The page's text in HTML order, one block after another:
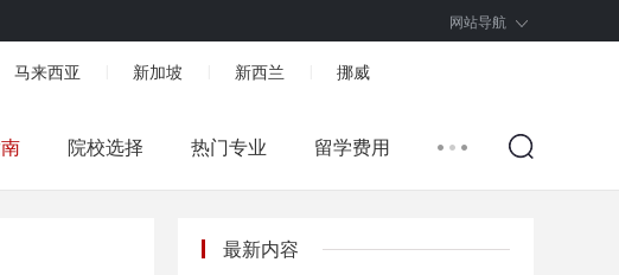
网站导航
马来西亚 新加坡 新西兰 挪威
院校选择 热门专业 留学费用
最新内容